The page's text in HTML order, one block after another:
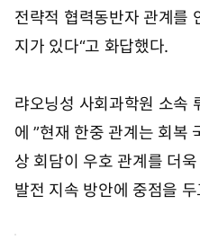
전략적 협력동반자 관계를
지가 있다“고 화답했다.
랴오닝성 사회과학원 소속
에 ”현재 한중 관계는 회복
상 회담이 우호 관계를 더
발전 지속 방안에 중점을